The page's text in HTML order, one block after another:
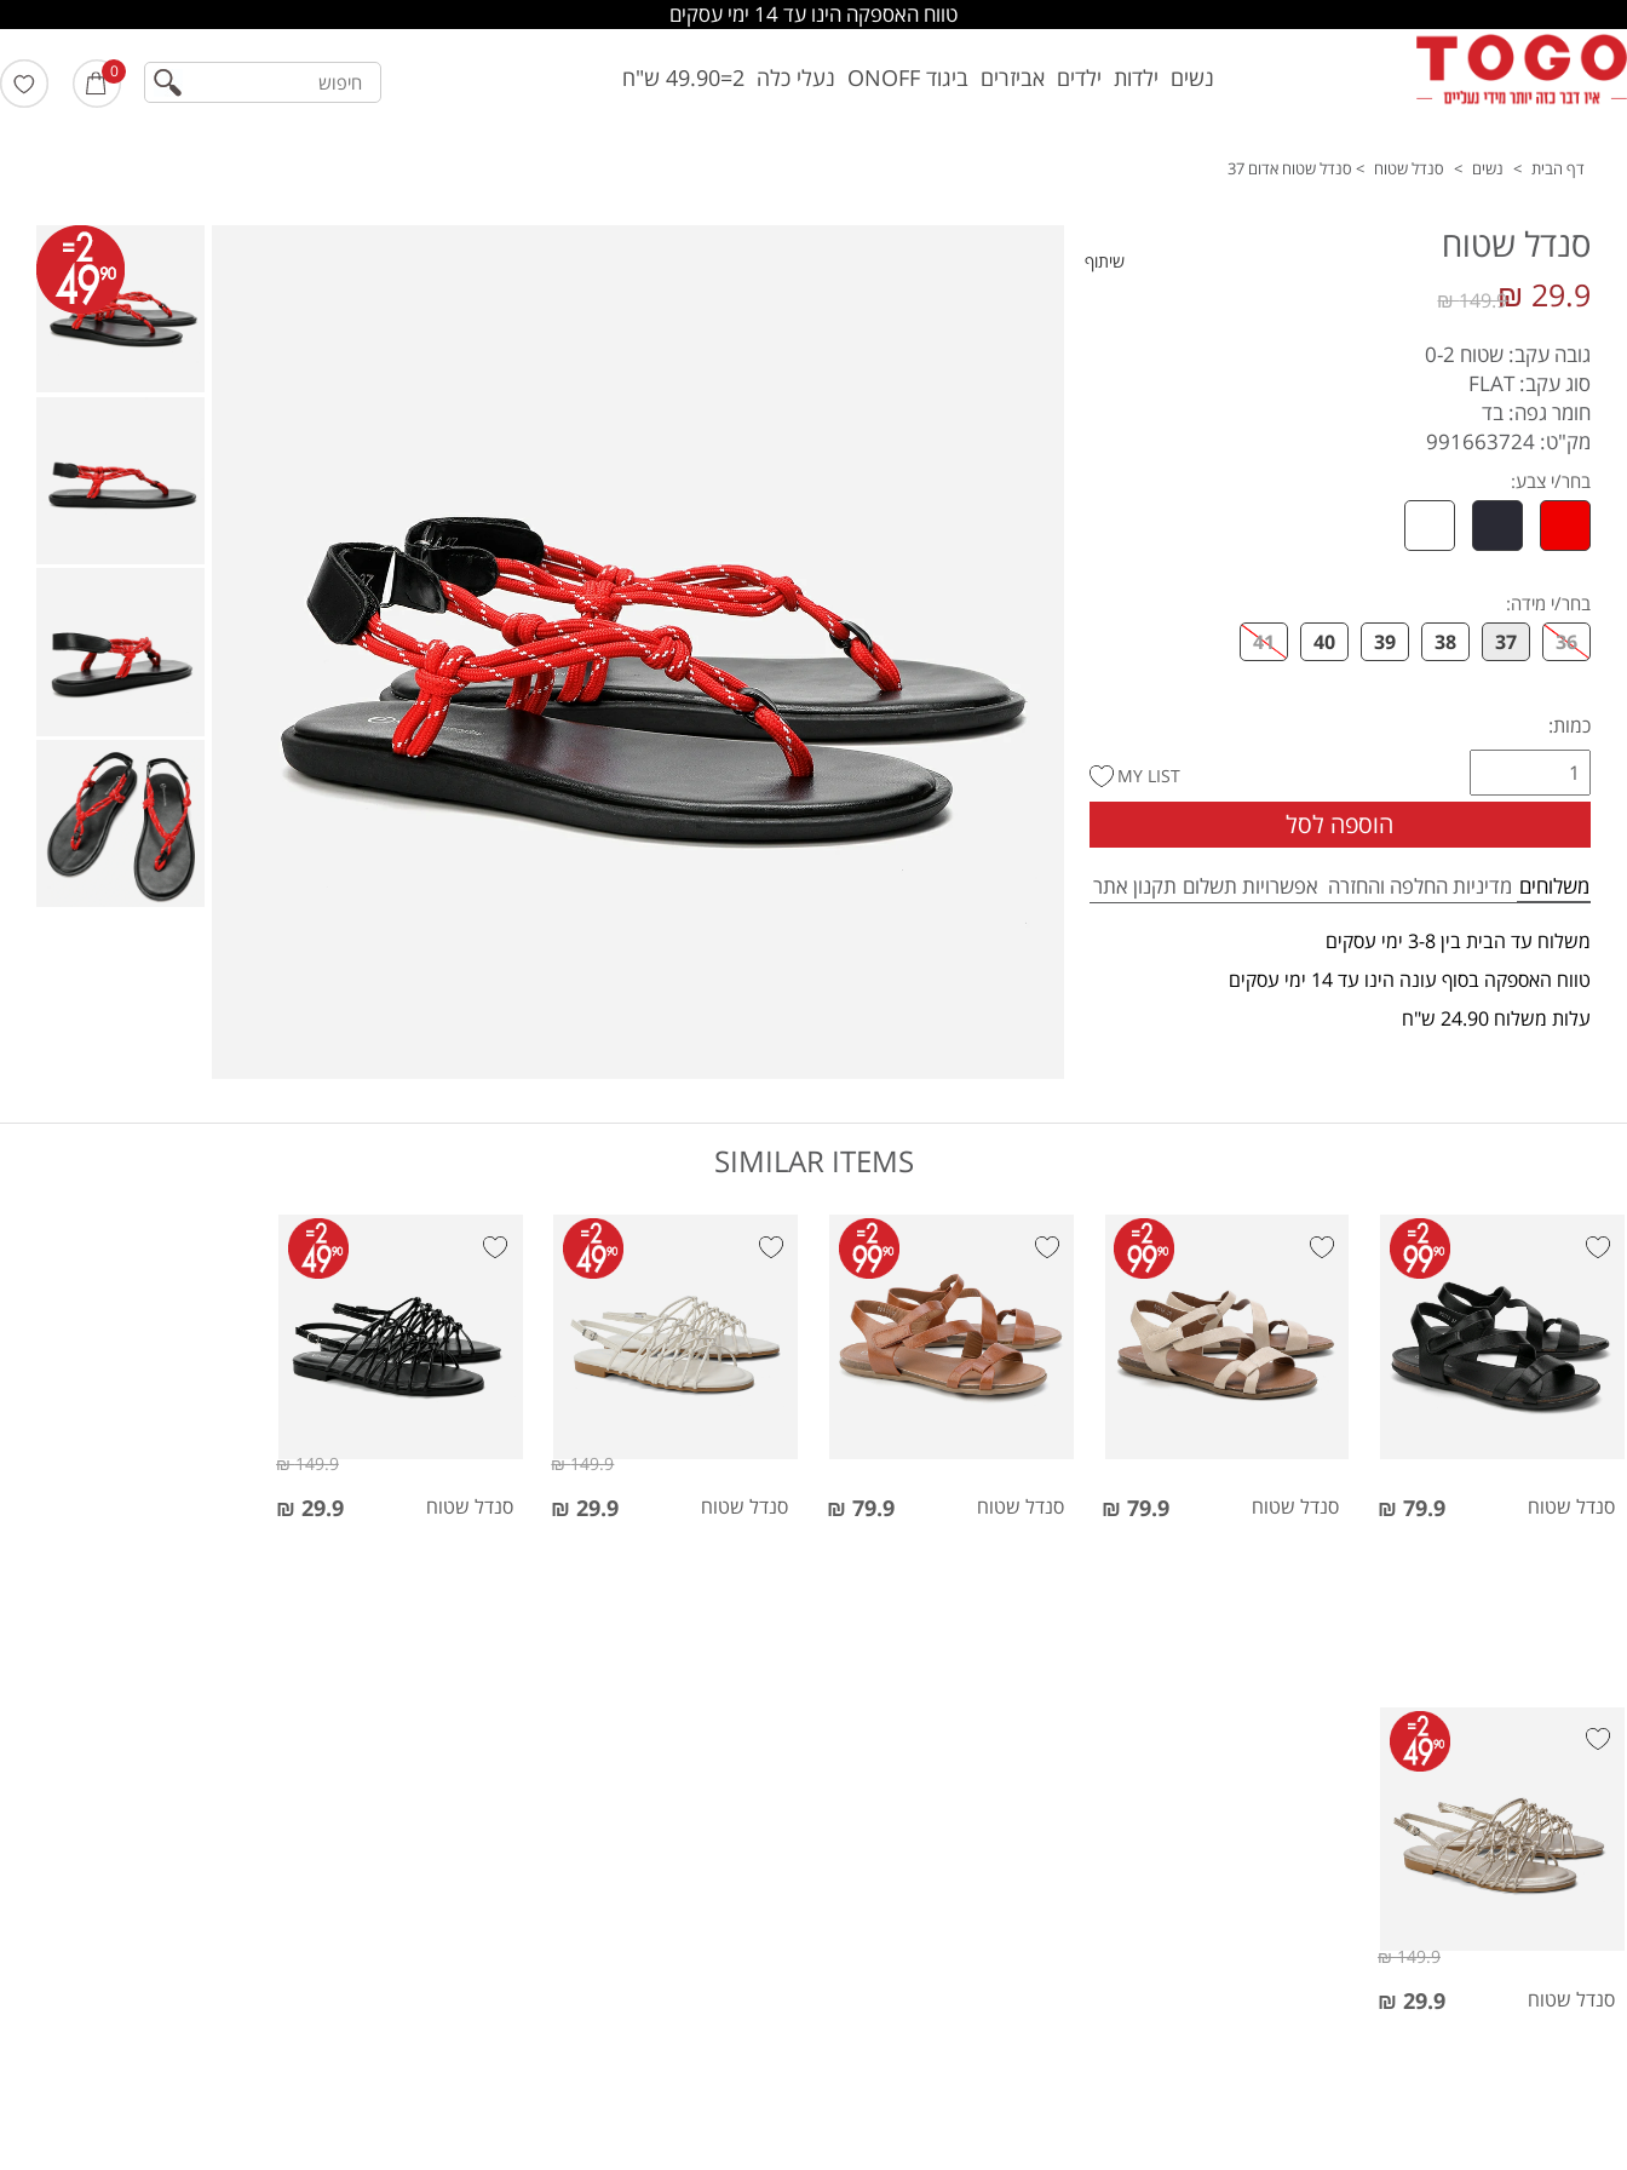
טווח האספקה הינו עד 14 ימי עסקים
נשים ילדות ילדים אביזרים ביגוד ONOFF נעלי כלה 2=49.90 ש"ח 0 חיפוש
דף הבית > נשים > סנדל שטוח > סנדל שטוח אדום 37
שיתוף סנדל שטוח
29.9 ₪
149.9 ₪
גובה עקב: שטוח 0-2
סוג עקב: FLAT
חומר גפה: בד
מק"ט: 991663724
בחר/י צבע:
בחר/י מידה:
36
37
38
39
40
41
כמות:
הוספה לסל
MY LIST
משלוחים מדיניות החלפה והחזרה אפשרויות תשלום תקנון אתר
משלוח עד הבית בין 3-8 ימי עסקים
טווח האספקה בסוף עונה הינו עד 14 ימי עסקים
עלות משלוח 24.90 ש"ח
SIMILAR ITEMS
סנדל שטוח 79.9 ₪ סנדל שטוח 79.9 ₪ סנדל שטוח 79.9 ₪ סנדל שטוח 29.9 ₪
149.9 ₪
סנדל שטוח 29.9 ₪
149.9 ₪
סנדל שטוח 29.9 ₪
149.9 ₪